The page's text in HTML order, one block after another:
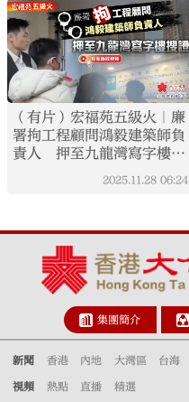
（有片）宏福苑五級火｜廉
署拘工程顧問鴻毅建築師負
責人 押至九龍灣寫字樓搜
2025.11.28 06:24
集團簡介
新聞 香港 內地 大灣區 台海
視頻 熱點 直播 精選